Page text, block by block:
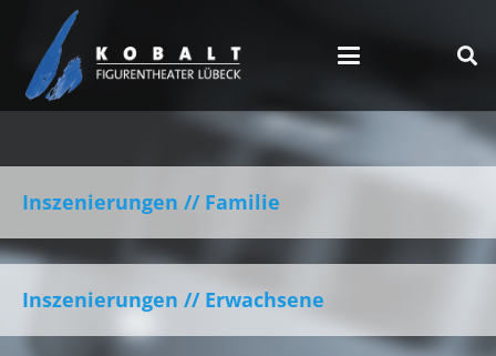
Inszenierungen // Familie
Inszenierungen // Erwachsene